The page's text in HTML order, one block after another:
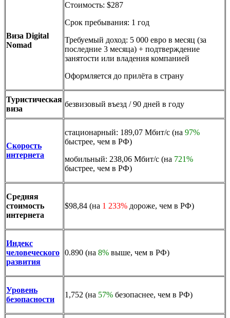
Виза Digital
Nomad
Стоимость: $287
Срок пребывания: 1 год
Требуемый доход: 5 000 евро в месяц (за
последние 3 месяца) + подтверждение
занятости или владения компанией
Оформляется до прилёта в страну
Туристическая
виза
безвизовый въезд / 90 дней в году
Скорость
интернета
стационарный: 189,07 Мбит/с (на 97%
быстрее, чем в РФ)
мобильный: 238,06 Мбит/с (на 721%
быстрее, чем в РФ)
Средняя
стоимость
интернета
$98,84 (на 1 233% дороже, чем в РФ)
Индекс
человеческого
развития
0.890 (на 8% выше, чем в РФ)
Уровень
безопасности
1,752 (на 57% безопаснее, чем в РФ)